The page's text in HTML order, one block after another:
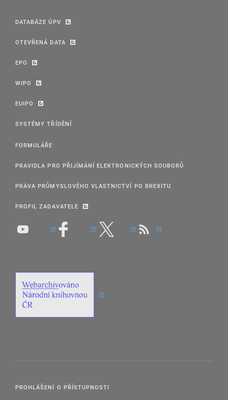
DATABÁZE ÚPV
OTEVŘENÁ DATA
EPO
WIPO
EUIPO
SYSTÉMY TŘÍDĚNÍ
FORMULÁŘE
PRAVIDLA PRO PŘIJÍMÁNÍ ELEKTRONICKÝCH SOUBORŮ
PRÁVA PRŮMYSLOVÉHO VLASTNICTVÍ PO BREXITU
PROFIL ZADAVATELE
PROHLÁŠENÍ O PŘÍSTUPNOSTI